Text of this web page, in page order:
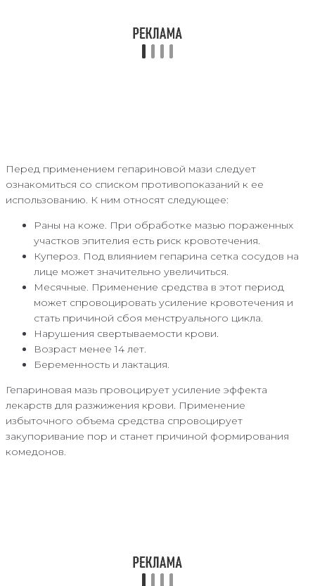
Перед применением гепариновой мази следует
ознакомиться со списком противопоказаний к ее
использованию. К ним относят следующее:
Раны на коже. При обработке мазью пораженных
участков эпителия есть риск кровотечения.
Купероз. Под влиянием гепарина сетка сосудов на
лице может значительно увеличиться.
Месячные. Применение средства в этот период
может спровоцировать усиление кровотечения и
стать причиной сбоя менструального цикла.
Нарушения свертываемости крови.
Возраст менее 14 лет.
Беременность и лактация.
Гепариновая мазь провоцирует усиление эффекта
лекарств для разжижения крови. Применение
избыточного объема средства спровоцирует
закупоривание пор и станет причиной формирования
комедонов.